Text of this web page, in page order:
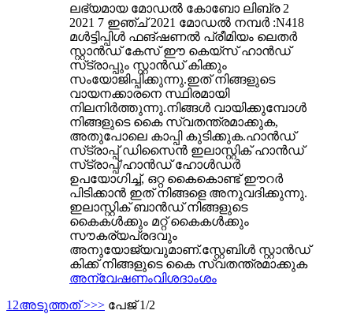
ലഭ്യമായ മോഡൽ കോബോ ലിബ്ര 2
2021 7 ഇഞ്ച് 2021 മോഡൽ നമ്പർ :N418
മൾട്ടിപ്പിൾ ഫങ്ഷണൽ പ്രീമിയം ലെതർ
സ്റ്റാൻഡ് കേസ് ഈ കെയ്‌സ് ഹാൻഡ്
സ്‌ട്രാപ്പും സ്റ്റാൻഡ് കിക്കും
സംയോജിപ്പിക്കുന്നു.ഇത് നിങ്ങളുടെ
വായനക്കാരനെ സ്ഥിരമായി
നിലനിർത്തുന്നു.നിങ്ങൾ വായിക്കുമ്പോൾ
നിങ്ങളുടെ കൈ സ്വതന്ത്രമാക്കുക,
അതുപോലെ കാപ്പി കുടിക്കുക.ഹാൻഡ്
സ്‌ട്രാപ്പ് ഡിസൈൻ ഇലാസ്റ്റിക് ഹാൻഡ്
സ്‌ട്രാപ്പ്/ഹാൻഡ് ഹോൾഡർ
ഉപയോഗിച്ച്, ഒറ്റ കൈകൊണ്ട് ഈറർ
പിടിക്കാൻ ഇത് നിങ്ങളെ അനുവദിക്കുന്നു.
ഇലാസ്റ്റിക് ബാൻഡ് നിങ്ങളുടെ
കൈകൾക്കും മറ്റ് കൈകൾക്കും
സൗകര്യപ്രദവും
അനുയോജ്യവുമാണ്.സ്റ്റേബിൾ സ്റ്റാൻഡ്
കിക്ക് നിങ്ങളുടെ കൈ സ്വതന്ത്രമാക്കുക
അന്വേഷണംവിശദാംശം
1 2അടുത്തത് >>> പേജ് 1/2